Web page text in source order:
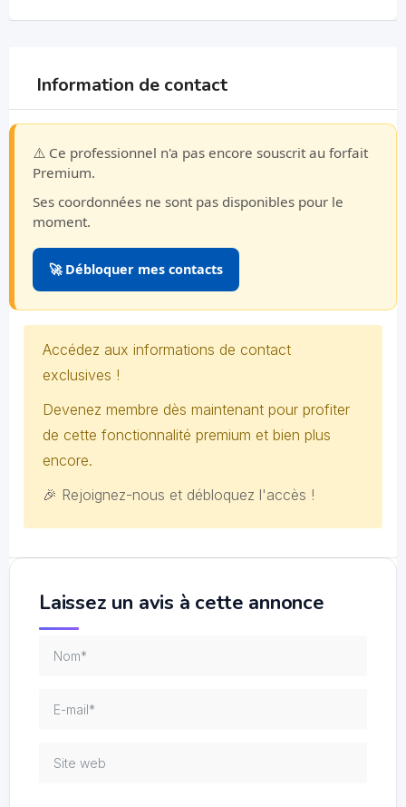
Information de contact
⚠️ Ce professionnel n'a pas encore souscrit au forfait
Premium.
Ses coordonnées ne sont pas disponibles pour le
moment.
🚀 Débloquer mes contacts
Accédez aux informations de contact
exclusives !
Devenez membre dès maintenant pour profiter
de cette fonctionnalité premium et bien plus
encore.
🎉 Rejoignez-nous et débloquez l'accès !
Laissez un avis à cette annonce